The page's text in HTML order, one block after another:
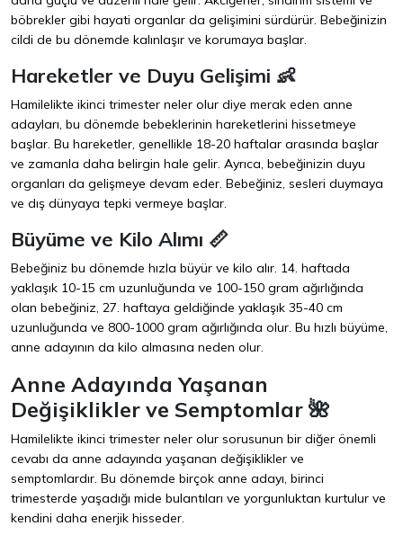
böbrekler gibi hayati organlar da gelişimini sürdürür. Bebeğinizin
cildi de bu dönemde kalınlaşır ve korumaya başlar.
Hareketler ve Duyu Gelişimi 👶
Hamilelikte ikinci trimester neler olur diye merak eden anne
adayları, bu dönemde bebeklerinin hareketlerini hissetmeye
başlar. Bu hareketler, genellikle 18-20 haftalar arasında başlar
ve zamanla daha belirgin hale gelir. Ayrıca, bebeğinizin duyu
organları da gelişmeye devam eder. Bebeğiniz, sesleri duymaya
ve dış dünyaya tepki vermeye başlar.
Büyüme ve Kilo Alımı 📏
Bebeğiniz bu dönemde hızla büyür ve kilo alır. 14. haftada
yaklaşık 10-15 cm uzunluğunda ve 100-150 gram ağırlığında
olan bebeğiniz, 27. haftaya geldiğinde yaklaşık 35-40 cm
uzunluğunda ve 800-1000 gram ağırlığında olur. Bu hızlı büyüme,
anne adayının da kilo almasına neden olur.
Anne Adayında Yaşanan
Değişiklikler ve Semptomlar 🌺
Hamilelikte ikinci trimester neler olur sorusunun bir diğer önemli
cevabı da anne adayında yaşanan değişiklikler ve
semptomlardır. Bu dönemde birçok anne adayı, birinci
trimesterde yaşadığı mide bulantıları ve yorgunluktan kurtulur ve
kendini daha enerjik hisseder.